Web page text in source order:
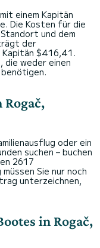
einem Kapitän
Die Kosten für die
und dem
der
$416,41.
die weder einen
oder ein
suchen – buchen
2617
Sie nur noch
unterzeichnen,
in Rogač,